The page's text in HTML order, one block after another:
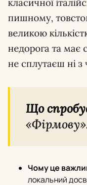
класичної
пишному,
великою
недорога та має
не сплутаєш ні
Що
Чому це
локальний